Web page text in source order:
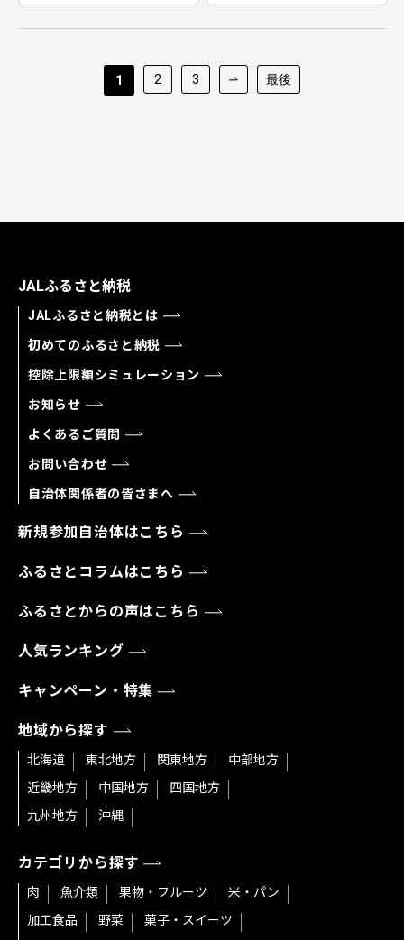
1 2 3 最後
JALふるさと納税
JALふるさと納税とは
初めてのふるさと納税
控除上限額シミュレーション
お知らせ
よくあるご質問
お問い合わせ
自治体関係者の皆さまへ
新規参加自治体はこちら
ふるさとコラムはこちら
ふるさとからの声はこちら
人気ランキング
キャンペーン・特集
地域から探す
北海道 東北地方 関東地方
中部地方
近畿地方
中国地方
四国地方
九州地方
沖縄
カテゴリから探す
肉 魚介類 果物・フルーツ
米・パン
加工食品
野菜
菓子・スイーツ